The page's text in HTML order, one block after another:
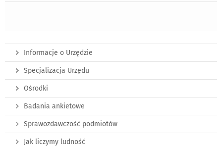
Informacje o Urzędzie
Specjalizacja Urzędu
Ośrodki
Badania ankietowe
Sprawozdawczość podmiotów
Jak liczymy ludność